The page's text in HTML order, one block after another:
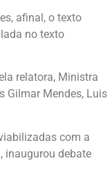
afinal, o texto
no texto
relatora, Ministra
Gilmar Mendes, Luis
com a
inaugurou debate